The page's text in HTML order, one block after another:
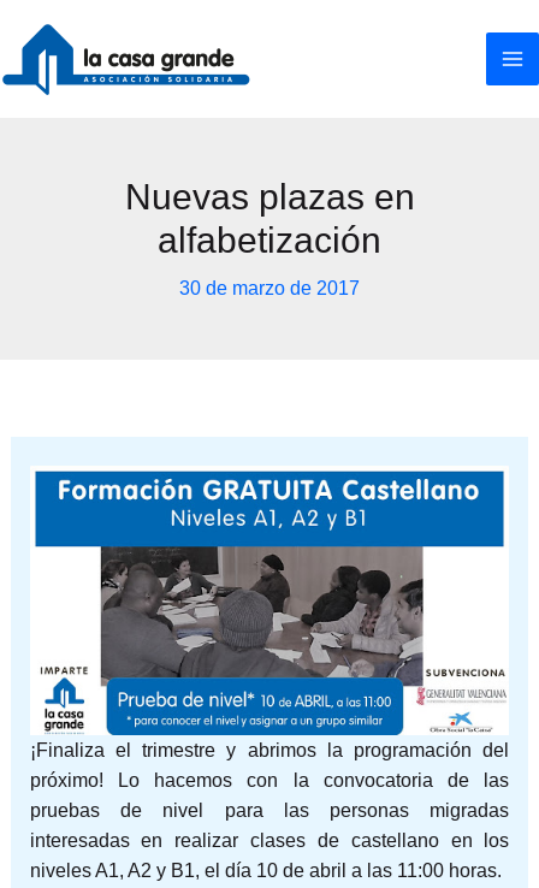
contenido
Nuevas plazas en
alfabetización
30 de marzo de 2017
¡Finaliza el trimestre y abrimos la programación del
próximo! Lo hacemos con la convocatoria de las
pruebas de nivel para las personas migradas
interesadas en realizar clases de castellano en los
niveles A1, A2 y B1, el día 10 de abril a las 11:00 horas.